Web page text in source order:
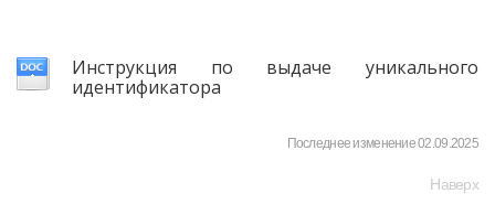
Инструкция по выдаче уникального
идентификатора
Последнее изменение 02.09.2025
Наверх